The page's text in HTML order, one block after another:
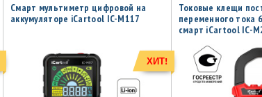
Смарт мультиметр цифровой на
аккумуляторе iCartool IC-M117
ХИТ!
Токовые клещи
переменного тока
смарт iCartool IC-